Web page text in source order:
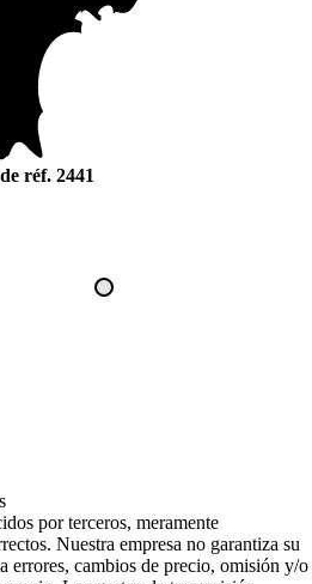
réf. 2441
por terceros, meramente
Nuestra empresa no garantiza su
errores, cambios de precio, omisión y/o